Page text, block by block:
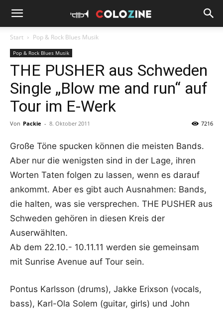
Start Pop & Rock Blues Musik
Pop & Rock Blues Musik
THE PUSHER aus Schweden
Single „Blow me and run“ auf
Tour im E-Werk
Von Packie - 8. Oktober 2011 7216
Große Töne spucken können die meisten Bands.
Aber nur die wenigsten sind in der Lage, ihren
Worten Taten folgen zu lassen, wenn es darauf
ankommt. Aber es gibt auch Ausnahmen: Bands,
die halten, was sie versprechen. THE PUSHER aus
Schweden gehören in diesen Kreis der
Auserwählten.
Ab dem 22.10.- 10.11.11 werden sie gemeinsam
mit Sunrise Avenue auf Tour sein.
Pontus Karlsson (drums), Jakke Erixson (vocals,
bass), Karl-Ola Solem (guitar, girls) und John